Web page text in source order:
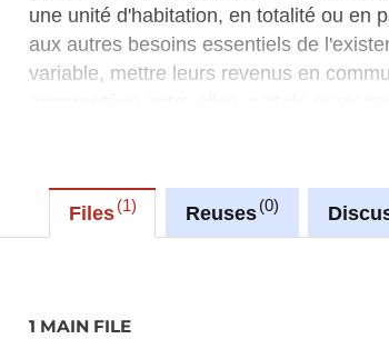
une unité d'habitation, en totalité ou en
aux autres besoins essentiels de
variable, mettre leurs revenus en
l'autre de ces deux catégories; il peut
recensement.
Les domestiques, les employés et les
Files 1 Reuses 0
1 MAIN FILE